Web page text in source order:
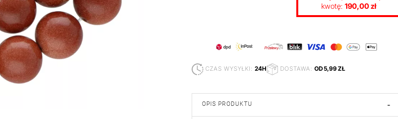
kwotę: 190,00 zł
CZAS WYSYŁKI: 24H DOSTAWA: OD 5,99 ZŁ
OPIS PRODUKTU -